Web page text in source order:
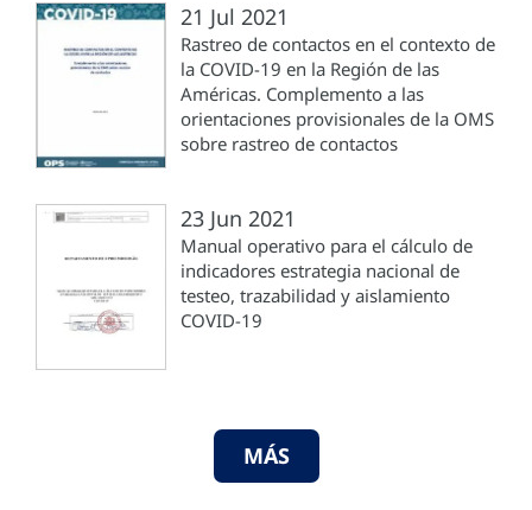
21 Jul 2021
Rastreo de contactos en el contexto de
la COVID-19 en la Región de las
Américas. Complemento a las
orientaciones provisionales de la OMS
sobre rastreo de contactos
23 Jun 2021
Manual operativo para el cálculo de
indicadores estrategia nacional de
testeo, trazabilidad y aislamiento
COVID-19
MÁS